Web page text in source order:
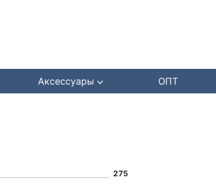
Аксессуары ОПТ
275